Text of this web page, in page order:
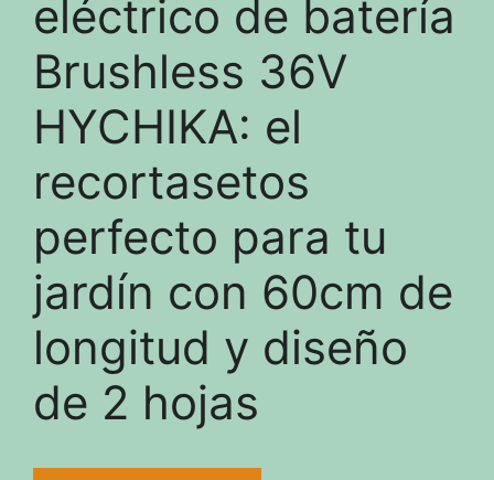
eléctrico de batería
Brushless 36V
HYCHIKA: el
recortasetos
perfecto para tu
jardín con 60cm de
longitud y diseño
de 2 hojas